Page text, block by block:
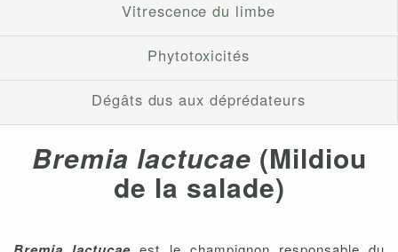
Vitrescence du limbe
Phytotoxicités
Dégâts dus aux déprédateurs
Bremia lactucae (Mildiou
de la salade)